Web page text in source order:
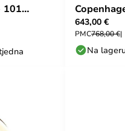
101
643,00 €
PMC768,00 €
Na